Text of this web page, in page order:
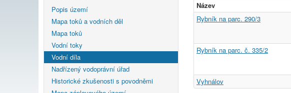
Popis území
Mapa toků a vodních děl
Mapa toků
Vodní toky
Vodní díla
Nadřízený vodoprávní úřad
Historické zkušenosti s povodněmi
Název
Rybník na parc. 290/3
Rybník na parc. č. 335/2
Vyhnálov